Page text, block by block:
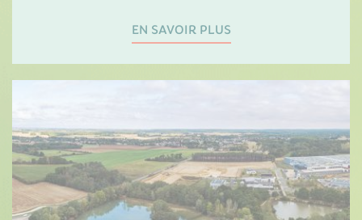
EN SAVOIR PLUS